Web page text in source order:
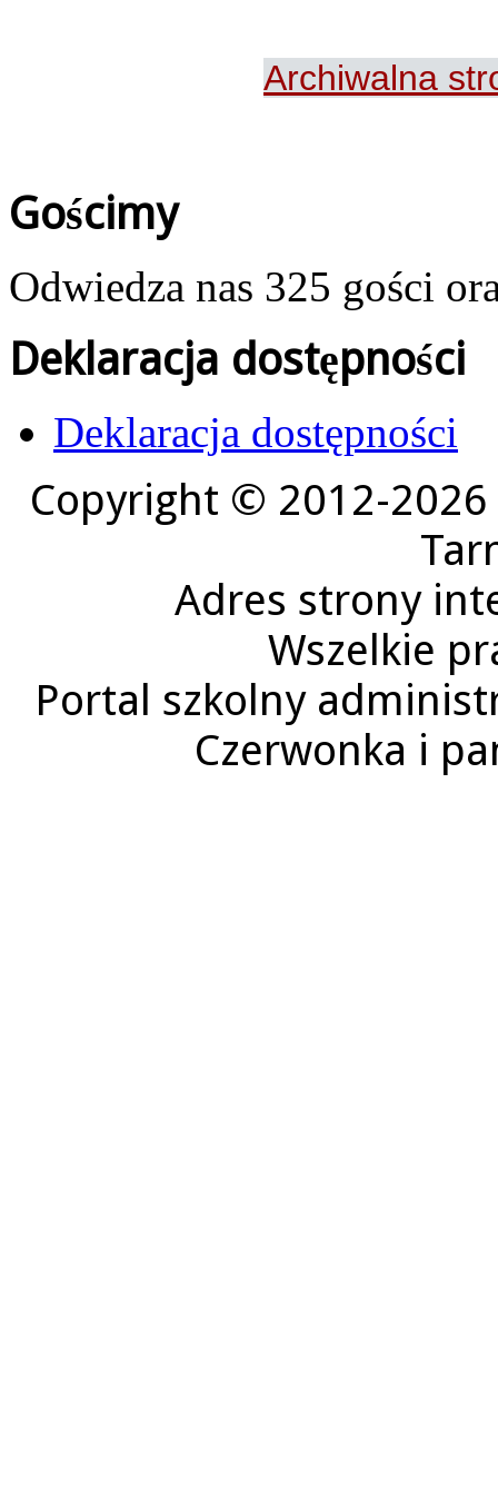
Archiwalna
Gościmy
Odwiedza nas 325 gości
Deklaracja dostępności
Deklaracja dostępności
Copyright © 2012-2026
Adres strony
Wszelkie
Portal szkolny
Czerwonka i